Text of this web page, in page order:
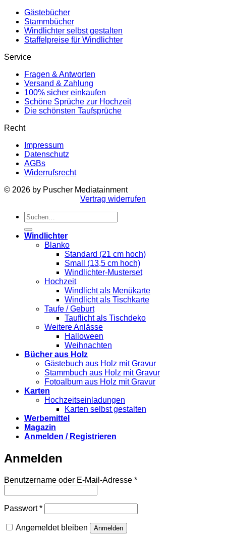
Gästebücher
Stammbücher
Windlichter selbst gestalten
Staffelpreise für Windlichter
Service
Fragen & Antworten
Versand & Zahlung
100% sicher einkaufen
Schöne Sprüche zur Hochzeit
Die schönsten Taufsprüche
Recht
Impressum
Datenschutz
AGBs
Widerrufsrecht
© 2026 by Puscher Mediatainment
Vertrag widerrufen
Suchen
nach:
Windlichter
Blanko
Standard (21 cm hoch)
Small (13,5 cm hoch)
Windlichter-Musterset
Hochzeit
Windlicht als Menükarte
Windlicht als Tischkarte
Taufe / Geburt
Tauflicht als Tischdeko
Weitere Anlässe
Halloween
Weihnachten
Bücher aus Holz
Gästebuch aus Holz mit Gravur
Stammbuch aus Holz mit Gravur
Fotoalbum aus Holz mit Gravur
Karten
Hochzeitseinladungen
Karten selbst gestalten
Werbemittel
Magazin
Anmelden / Registrieren
Anmelden
Benutzername oder E-Mail-Adresse *Erforderlich
Passwort*Erforderlich
Angemeldet bleiben Anmelden